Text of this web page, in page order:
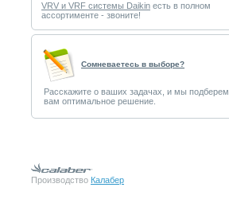
VRV и VRF системы Daikin есть в полном
ассортименте - звоните!
Cомневаетесь в выборе?
Расскажите о ваших задачах, и мы подберем
вам оптимальное решение.
Производство Калабер